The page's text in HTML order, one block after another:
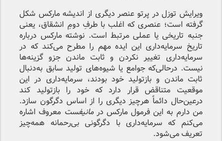
ویرایش توزل در پرتو عنصر دیگری از اندیشه مارکس شکل
گرفته است؛ عنصری که اغلب با طرفِ دومِ انشقاق، یعنی
جنبه تاریخی یا عملی مرتبط است. نوشته مارکس درباره
تاریخ سرمایه‌داری این ایده مهم را مطرح می‌کند که در
سرمایه‌داری تغییر نکردن و ثابت ماندن جزو گزینه‌ها
نیست. در‌حالی‌که جوامع یا شیوه‌های تولید سابق به‌دنبال
ثابت ماندن و بازتولید خود بودند، سرمایه‌داری در این
موقعیت متناقض قرار دارد که خود را بازتولید کند
درعین‌حال دائماً هرچیز دیگری را از اساس دگرگون سازد.
من دارم به این فرمول مارکس درمانیفست معروف اشاره
می‌کنم که سرمایه‌داری با دگرگونی بی‌رحمانه همه‌چیز
تعریف می‌شود.